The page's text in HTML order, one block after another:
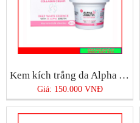
Kem kích trắng da Alpha Arbutin 3+ Plus
Giá: 150.000 VNĐ